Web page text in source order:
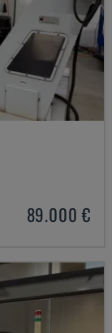
89.000 €